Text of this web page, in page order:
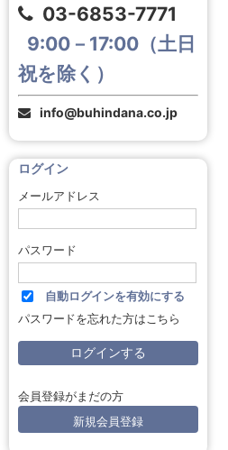
03-6853-7771
9:00－17:00（土日
祝を除く）
info@buhindana.co.jp
ログイン
メールアドレス
パスワード
自動ログインを有効にする
パスワードを忘れた方はこちら
会員登録がまだの方
新規会員登録